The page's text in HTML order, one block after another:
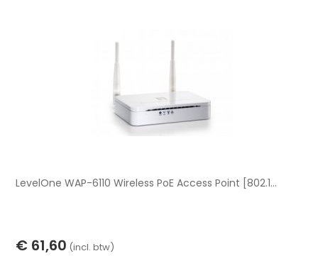
LevelOne WAP-6110 Wireless PoE Access Point [802.1...
€ 61,60 (incl. btw)